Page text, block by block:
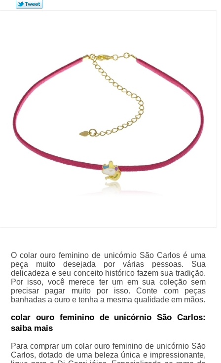
O colar ouro feminino de unicórnio São Carlos é uma
peça muito desejada por várias pessoas. Sua
delicadeza e seu conceito histórico fazem sua tradição.
Por isso, você merece ter um em sua coleção sem
precisar pagar muito por isso. Conte com peças
banhadas a ouro e tenha a mesma qualidade em mãos.
colar ouro feminino de unicórnio São Carlos:
saiba mais
Para comprar um colar ouro feminino de unicórnio São
Carlos, dotado de uma beleza única e impressionante,